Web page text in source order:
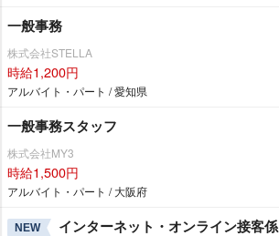
一般事務
株式会社STELLA
時給1,200円
アルバイト・パート / 愛知県
一般事務スタッフ
株式会社MY3
時給1,500円
アルバイト・パート / 大阪府
NEW インターネット・オンライン接客係